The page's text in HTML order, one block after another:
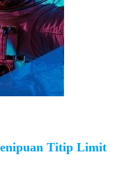
Titip Limit